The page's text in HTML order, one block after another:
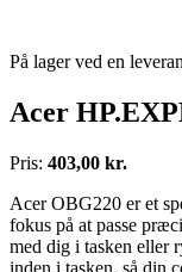
På lager ved en
Acer
Pris: 403,00 kr.
Acer OBG220 er et
fokus på at passe
med dig i tasken eller
inden i tasken, så din